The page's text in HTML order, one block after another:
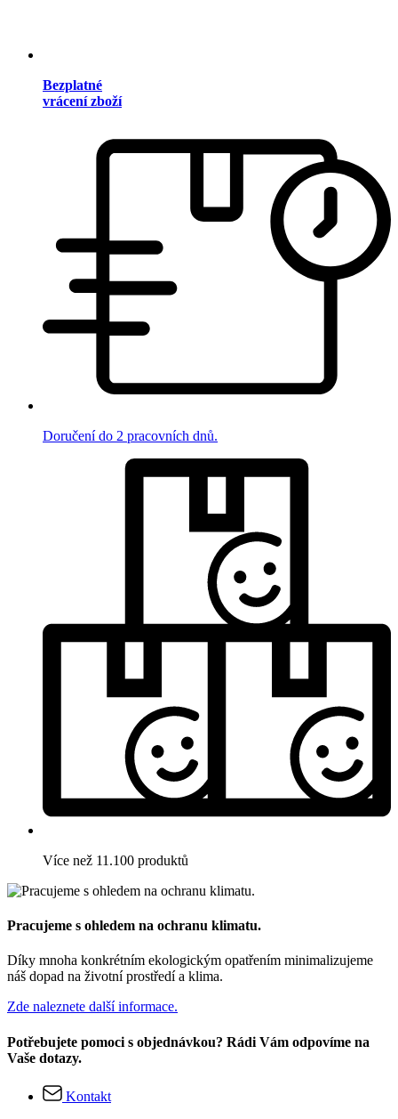
Bezplatné
vrácení zboží
Doručení do 2 pracovních dnů.
Více než 11.100 produktů
Pracujeme s ohledem na ochranu klimatu.
Díky mnoha konkrétním ekologickým opatřením minimalizujeme
náš dopad na životní prostředí a klima.
Zde naleznete další informace.
Potřebujete pomoci s objednávkou? Rádi Vám odpovíme na
Vaše dotazy.
Kontakt